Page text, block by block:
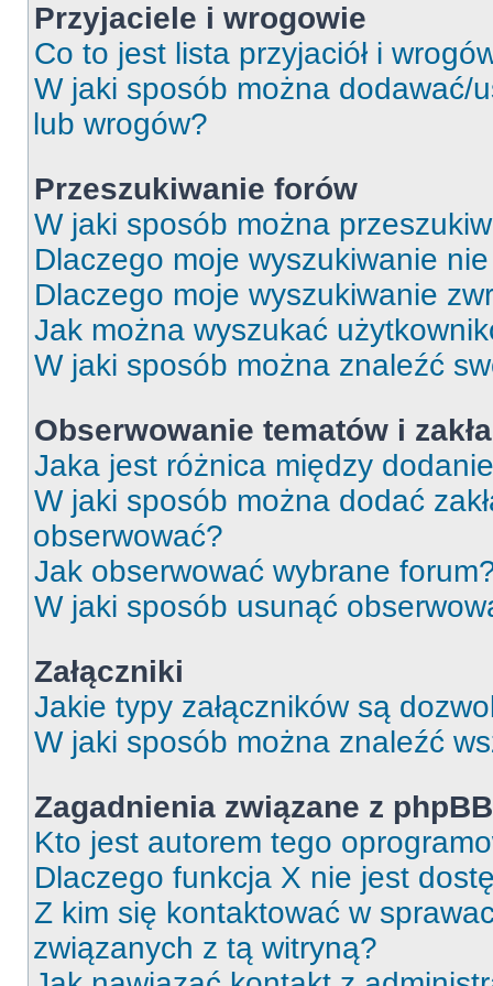
Przyjaciele i wrogowie
Co to jest lista przyjaciół i
W jaki sposób można dodawać/
lub wrogów?
Przeszukiwanie forów
W jaki sposób można
Dlaczego moje wyszukiwanie
Dlaczego moje wyszukiwanie
Jak można wyszukać
W jaki sposób można znaleźć
Obserwowanie tematów i
Jaka jest różnica między
W jaki sposób można dodać
obserwować?
Jak obserwować wybrane
W jaki sposób usunąć
Załączniki
Jakie typy załączników są
W jaki sposób można znaleźć
Zagadnienia związane z phpBB
Kto jest autorem tego
Dlaczego funkcja X nie jest
Z kim się kontaktować w
związanych z tą witryną?